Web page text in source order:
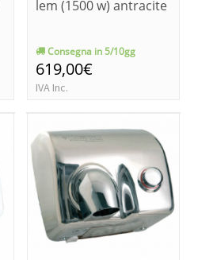
lem (1500 w) antracite
Consegna in 5/10gg
619,00€
IVA Inc.